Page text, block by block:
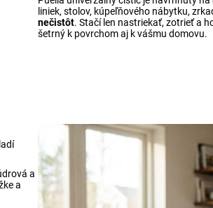
liniek, stolov, kúpeľňového nábytku,
nečistôt. Stačí len nastriekať, zotrieť a
šetrný k povrchom aj k vášmu domovu.
a
a